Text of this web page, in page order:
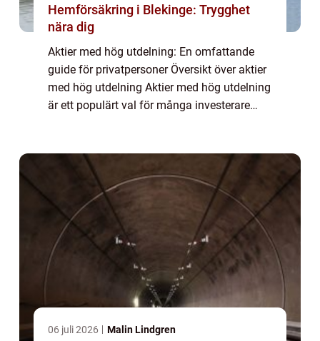
Hemförsäkring i Blekinge: Trygghet
nära dig
Aktier med hög utdelning: En omfattande
guide för privatpersoner Översikt över aktier
med hög utdelning Aktier med hög utdelning
är ett populärt val för många investerare
06 juli 2026 Malin Lindgren